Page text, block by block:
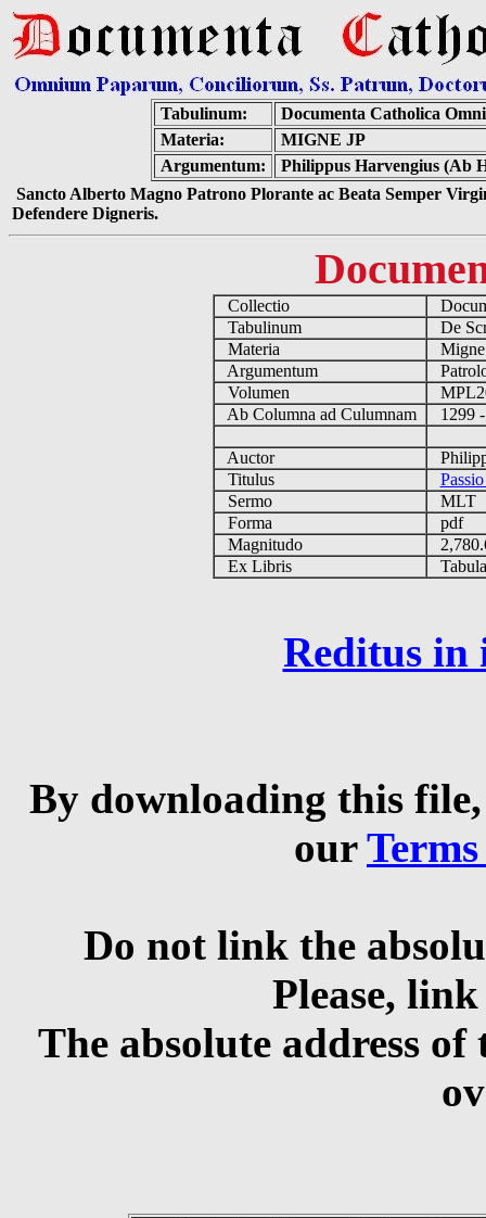
Tabulinum:
Documenta Catholica
Materia:
MIGNE JP
Argumentum:
Philippus Harvengius (Ab
Sancto Alberto Magno Patrono Plorante ac Beata Semper
Defendere Digneris.
Collectio
Tabulinum
De
Materia
Argumentum
Volumen
Ab Columna ad Culumnam
1299
Auctor
Titulus
Sermo
MLT
Forma
pdf
Magnitudo
Ex Libris
Reditus in
By downloading this
our
Do not link the
Please,
The absolute address